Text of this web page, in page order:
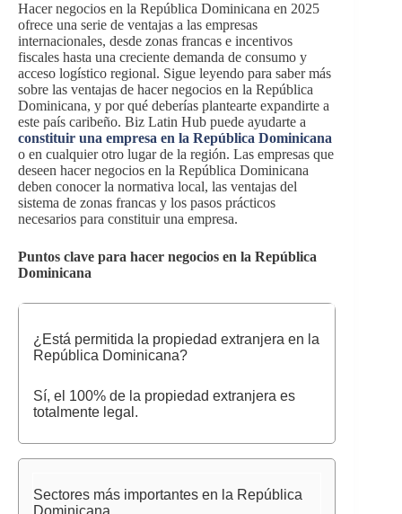
Hacer negocios en la República Dominicana en 2025
ofrece una serie de ventajas a las empresas
internacionales, desde zonas francas e incentivos
fiscales hasta una creciente demanda de consumo y
acceso logístico regional. Sigue leyendo para saber más
sobre las ventajas de hacer negocios en la República
Dominicana, y por qué deberías plantearte expandirte a
este país caribeño. Biz Latin Hub puede ayudarte a
constituir una empresa en la República Dominicana
o en cualquier otro lugar de la región. Las empresas que
deseen hacer negocios en la República Dominicana
deben conocer la normativa local, las ventajas del
sistema de zonas francas y los pasos prácticos
necesarios para constituir una empresa.
Puntos clave para hacer negocios en la República
Dominicana
¿Está permitida la propiedad extranjera en la
República Dominicana?
Sí, el 100% de la propiedad extranjera es
totalmente legal.
Sectores más importantes en la República
Dominicana